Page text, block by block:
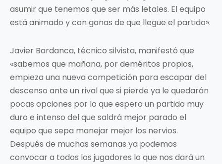
asumir que tenemos que ser más letales. El equipo
está animado y con ganas de que llegue el partido».
Javier Bardanca, técnico silvista, manifestó que
«sabemos que mañana, por deméritos propios,
empieza una nueva competición para escapar del
descenso ante un rival que si pierde ya le quedarán
pocas opciones por lo que espero un partido muy
duro e intenso del que saldrá mejor parado el
equipo que sepa manejar mejor los nervios.
Después de muchas semanas ya podemos
convocar a todos los jugadores lo que nos dará un